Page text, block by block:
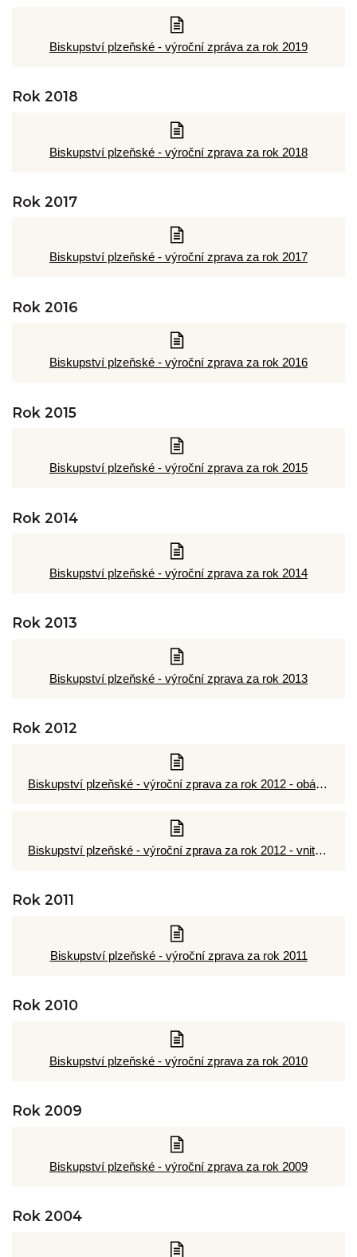
Biskupství plzeňské - výroční zpráva za rok 2019
Rok 2018
Biskupství plzeňské - výroční zprava za rok 2018
Rok 2017
Biskupství plzeňské - výroční zprava za rok 2017
Rok 2016
Biskupství plzeňské - výroční zprava za rok 2016
Rok 2015
Biskupství plzeňské - výroční zprava za rok 2015
Rok 2014
Biskupství plzeňské - výroční zprava za rok 2014
Rok 2013
Biskupství plzeňské - výroční zprava za rok 2013
Rok 2012
Biskupství plzeňské - výroční zprava za rok 2012 - obálka
Biskupství plzeňské - výroční zprava za rok 2012 - vnitřek
Rok 2011
Biskupství plzeňské - výroční zprava za rok 2011
Rok 2010
Biskupství plzeňské - výroční zprava za rok 2010
Rok 2009
Biskupství plzeňské - výroční zprava za rok 2009
Rok 2004